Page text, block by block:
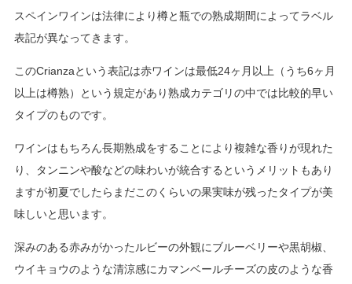
スペインワインは法律により樽と瓶での熟成期間によってラベル
表記が異なってきます。
このCrianzaという表記は赤ワインは最低24ヶ月以上（うち6ヶ月
以上は樽熟）という規定があり熟成カテゴリの中では比較的早い
タイプのものです。
ワインはもちろん長期熟成をすることにより複雑な香りが現れた
り、タンニンや酸などの味わいが統合するというメリットもあり
ますが初夏でしたらまだこのくらいの果実味が残ったタイプが美
味しいと思います。
深みのある赤みがかったルビーの外観にブルーベリーや黒胡椒、
ウイキョウのような清涼感にカマンベールチーズの皮のような香